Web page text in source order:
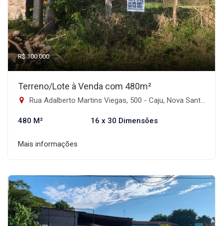
R$ 100.000
Terreno/Lote à Venda com 480m²
Rua Adalberto Martins Viegas, 500 - Caju, Nova Santa Rita-RS
480 M² 16 x 30 Dimensões
Mais informações